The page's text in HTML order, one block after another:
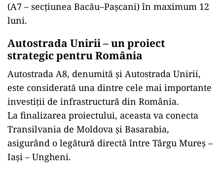
(A7 – secțiunea Bacău–Pașcani) în maximum 12
luni.
Autostrada Unirii – un proiect
strategic pentru România
Autostrada A8, denumită și Autostrada Unirii,
este considerată una dintre cele mai importante
investiții de infrastructură din România.
La finalizarea proiectului, aceasta va conecta
Transilvania de Moldova și Basarabia,
asigurând o legătură directă între Târgu Mureș –
Iași – Ungheni.